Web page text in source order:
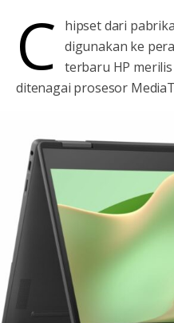
C
hipset dari
digunakan ke
terbaru HP
ditenagai prosesor